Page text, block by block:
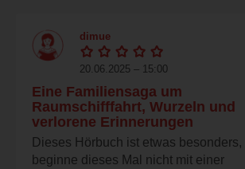
dimue
20.06.2025 – 15:00
Eine Familiensaga um
Raumschifffahrt, Wurzeln und
verlorene Erinnerungen
Dieses Hörbuch ist etwas besonders,
beginne dieses Mal nicht mit einer